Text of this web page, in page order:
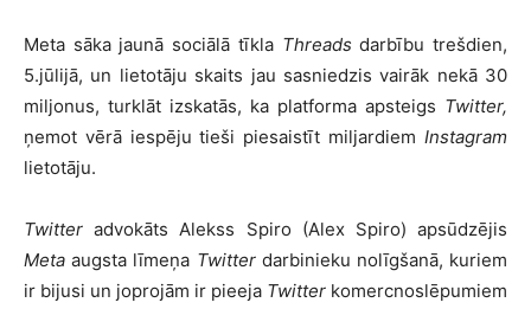
Meta sāka jaunā sociālā tīkla Threads darbību trešdien,
5.jūlijā, un lietotāju skaits jau sasniedzis vairāk nekā 30
miljonus, turklāt izskatās, ka platforma apsteigs Twitter,
ņemot vērā iespēju tieši piesaistīt miljardiem Instagram
lietotāju.
Twitter advokāts Alekss Spiro (Alex Spiro) apsūdzējis
Meta augsta līmeņa Twitterdarbinieku nolīgšanā, kuriem
ir bijusi un joprojām ir pieeja Twitter komercnoslēpumiem